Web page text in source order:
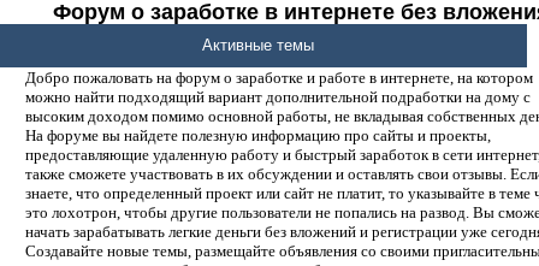
Форум о заработке в интернете без
денег.
Добро пожаловать на форум о заработке и работе в интернете, на котором
можно найти подходящий вариант дополнительной подработки на дому с
высоким доходом помимо основной работы, не вкладывая собственных
На форуме вы найдете полезную информацию про сайты и проекты,
предоставляющие удаленную работу и быстрый заработок в сети
также сможете участвовать в их обсуждении и оставлять свои отзывы.
знаете, что определенный проект или сайт не платит, то указывайте в теме
это лохотрон, чтобы другие пользователи не попались на развод. Вы
начать зарабатывать легкие деньги без вложений и регистрации уже
Создавайте новые темы, размещайте объявления со своими
Активные темы